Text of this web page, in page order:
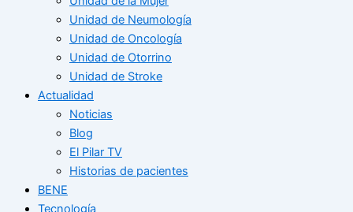
Unidad de Neumología
Unidad de Oncología
Unidad de Otorrino
Unidad de Stroke
Actualidad
Noticias
Blog
El Pilar TV
Historias de pacientes
BENE
Tecnología